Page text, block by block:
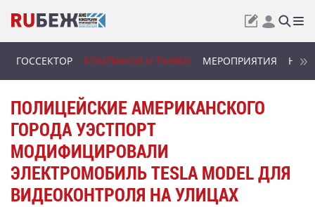
ГОССЕКТОР КОМПАНИИ И РЫНКИ МЕРОПРИЯТИЯ
ПОЛИЦЕЙСКИЕ АМЕРИКАНСКОГО
ГОРОДА УЭСТПОРТ
МОДИФИЦИРОВАЛИ
ЭЛЕКТРОМОБИЛЬ TESLA MODEL ДЛЯ
ВИДЕОКОНТРОЛЯ НА УЛИЦАХ